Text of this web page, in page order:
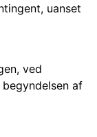
uanset
ved
af